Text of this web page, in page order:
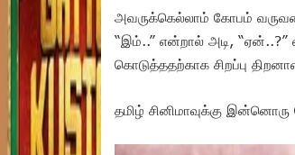
அவருக்கெல்லாம் கோபம்
“இம்..” என்றால் அடி,
கொடுத்ததற்காக சிறப்பு
தமிழ் சினிமாவுக்கு